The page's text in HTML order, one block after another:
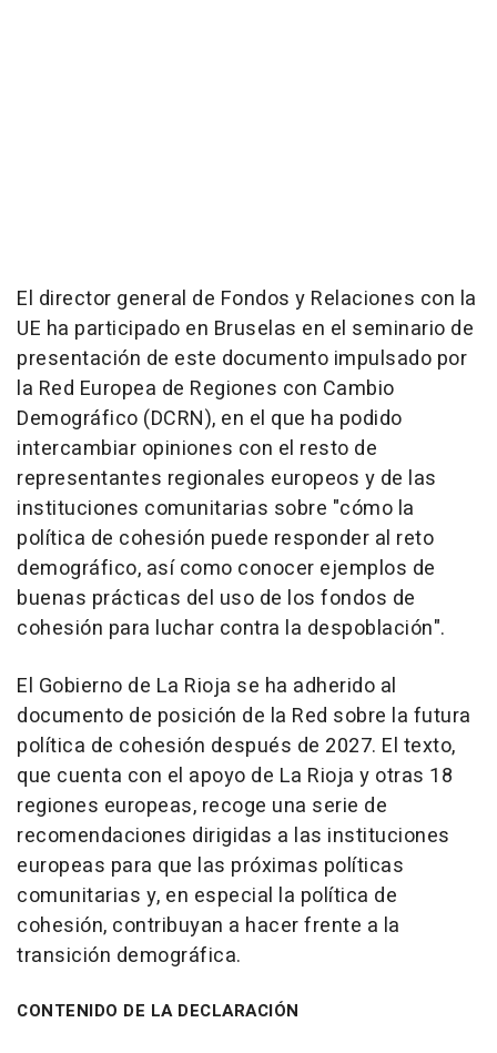
El director general de Fondos y Relaciones con la
UE ha participado en Bruselas en el seminario de
presentación de este documento impulsado por
la Red Europea de Regiones con Cambio
Demográfico (DCRN), en el que ha podido
intercambiar opiniones con el resto de
representantes regionales europeos y de las
instituciones comunitarias sobre "cómo la
política de cohesión puede responder al reto
demográfico, así como conocer ejemplos de
buenas prácticas del uso de los fondos de
cohesión para luchar contra la despoblación".
El Gobierno de La Rioja se ha adherido al
documento de posición de la Red sobre la futura
política de cohesión después de 2027. El texto,
que cuenta con el apoyo de La Rioja y otras 18
regiones europeas, recoge una serie de
recomendaciones dirigidas a las instituciones
europeas para que las próximas políticas
comunitarias y, en especial la política de
cohesión, contribuyan a hacer frente a la
transición demográfica.
CONTENIDO DE LA DECLARACIÓN